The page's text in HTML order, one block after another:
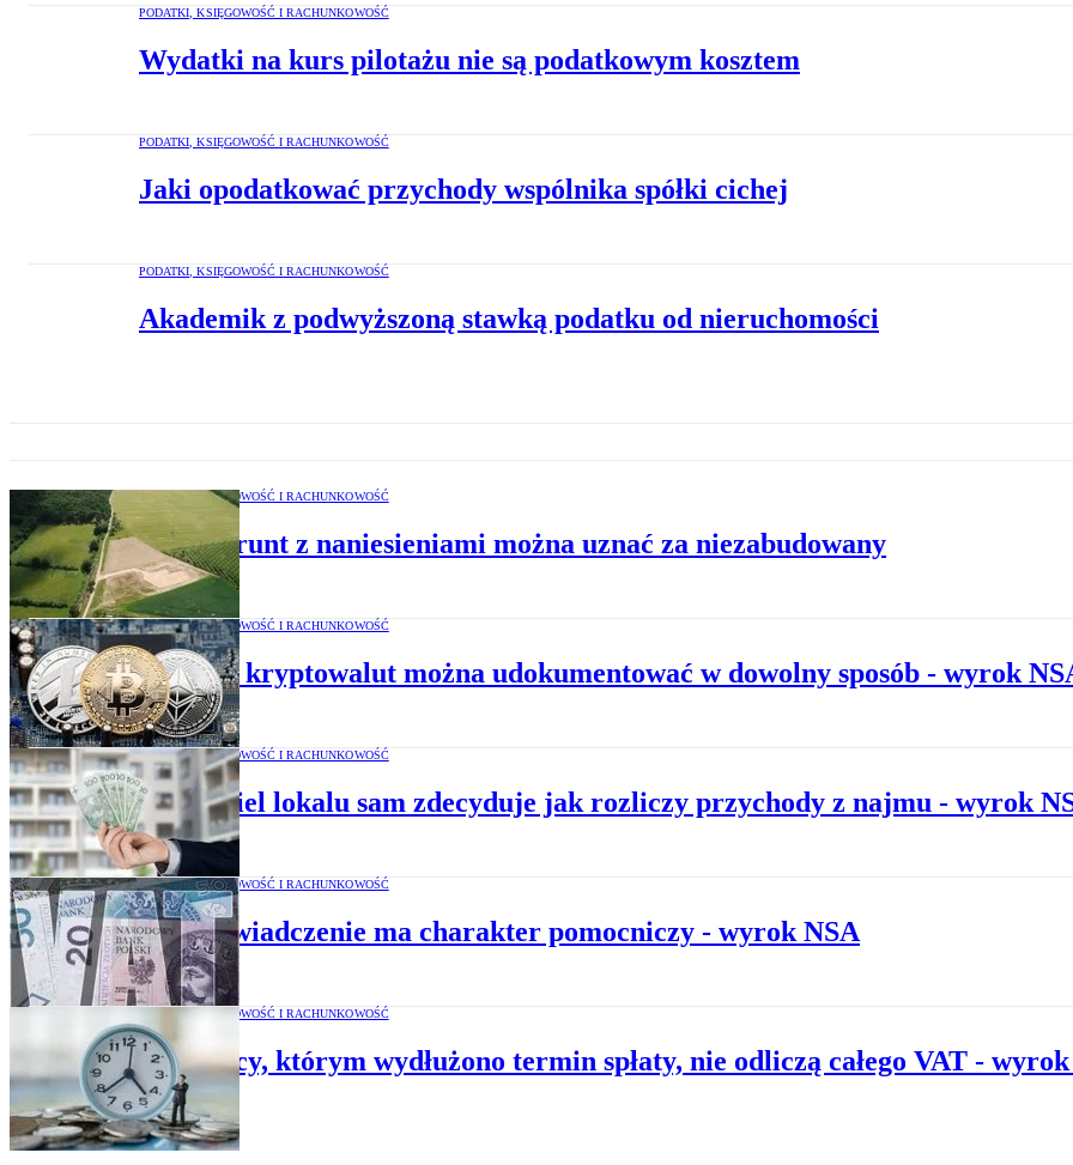
PODATKI, KSIĘGOWOŚĆ I RACHUNKOWOŚĆ
Wydatki na kurs pilotażu nie są podatkowym kosztem
PODATKI, KSIĘGOWOŚĆ I RACHUNKOWOŚĆ
Jaki opodatkować przychody wspólnika spółki cichej
PODATKI, KSIĘGOWOŚĆ I RACHUNKOWOŚĆ
Akademik z podwyższoną stawką podatku od nieruchomości
PODATKI, KSIĘGOWOŚĆ I RACHUNKOWOŚĆ
Kiedy grunt z naniesieniami można uznać za niezabudowany
PODATKI, KSIĘGOWOŚĆ I RACHUNKOWOŚĆ
Nabycie kryptowalut można udokumentować w dowolny sposób - wyrok
PODATKI, KSIĘGOWOŚĆ I RACHUNKOWOŚĆ
Właściciel lokalu sam zdecyduje jak rozliczy przychody z najmu - wyrok
PODATKI, KSIĘGOWOŚĆ I RACHUNKOWOŚĆ
Kiedy świadczenie ma charakter pomocniczy - wyrok NSA
PODATKI, KSIĘGOWOŚĆ I RACHUNKOWOŚĆ
Podatnicy, którym wydłużono termin spłaty, nie odliczą całego VAT -